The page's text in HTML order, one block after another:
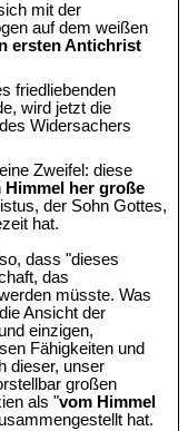
mit der
auf dem weißen
ersten Antichrist
friedliebenden
wird jetzt die
Widersachers
Zweifel: diese
Himmel her große
der Sohn Gottes,
hat.
dass "dieses
das
müsste. Was
Ansicht der
einzigen,
Fähigkeiten und
dieser, unser
großen
als "vom Himmel
hat.